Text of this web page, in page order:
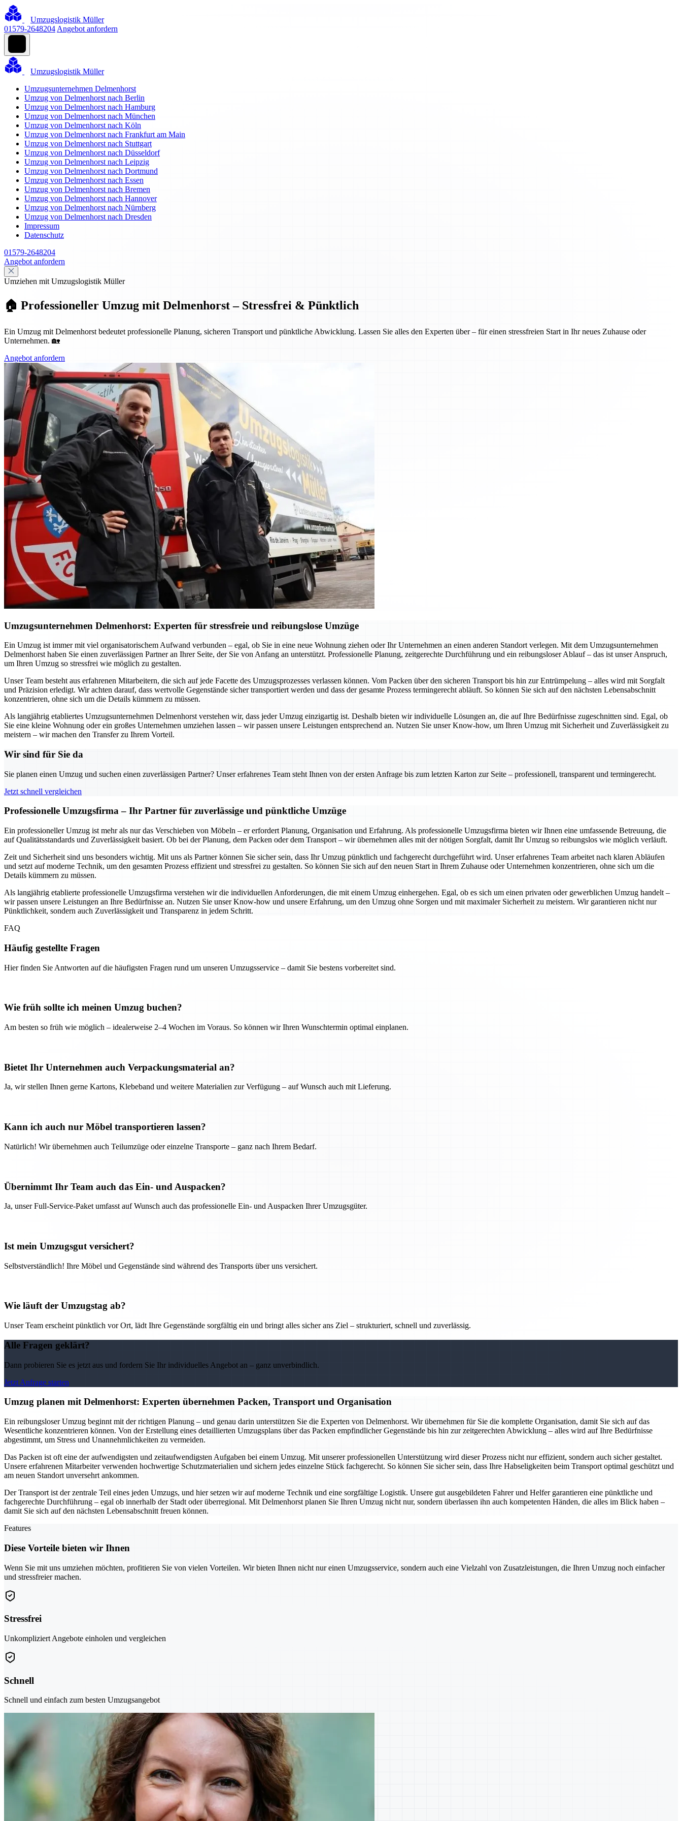
Umzugslogistik Müller
01579-2648204 Angebot anfordern
Umzugslogistik Müller
Umzugsunternehmen Delmenhorst
Umzug von Delmenhorst nach Berlin
Umzug von Delmenhorst nach Hamburg
Umzug von Delmenhorst nach München
Umzug von Delmenhorst nach Köln
Umzug von Delmenhorst nach Frankfurt am Main
Umzug von Delmenhorst nach Stuttgart
Umzug von Delmenhorst nach Düsseldorf
Umzug von Delmenhorst nach Leipzig
Umzug von Delmenhorst nach Dortmund
Umzug von Delmenhorst nach Essen
Umzug von Delmenhorst nach Bremen
Umzug von Delmenhorst nach Hannover
Umzug von Delmenhorst nach Nürnberg
Umzug von Delmenhorst nach Dresden
Impressum
Datenschutz
01579-2648204
Angebot anfordern
Umziehen mit Umzugslogistik Müller
🏠 Professioneller Umzug mit Delmenhorst – Stressfrei & Pünktlich
Ein Umzug mit Delmenhorst bedeutet professionelle Planung, sicheren Transport und pünktliche Abwicklung. Lassen Sie alles den Experten über – für einen stressfreien Start in Ihr neues Zuhause oder
Unternehmen. 🏡
Angebot anfordern
Umzugsunternehmen Delmenhorst: Experten für stressfreie und reibungslose Umzüge
Ein Umzug ist immer mit viel organisatorischem Aufwand verbunden – egal, ob Sie in eine neue Wohnung ziehen oder Ihr Unternehmen an einen anderen Standort verlegen. Mit dem Umzugsunternehmen
Delmenhorst haben Sie einen zuverlässigen Partner an Ihrer Seite, der Sie von Anfang an unterstützt. Professionelle Planung, zeitgerechte Durchführung und ein reibungsloser Ablauf – das ist unser Anspruch,
um Ihren Umzug so stressfrei wie möglich zu gestalten.
Unser Team besteht aus erfahrenen Mitarbeitern, die sich auf jede Facette des Umzugsprozesses verlassen können. Vom Packen über den sicheren Transport bis hin zur Entrümpelung – alles wird mit Sorgfalt
und Präzision erledigt. Wir achten darauf, dass wertvolle Gegenstände sicher transportiert werden und dass der gesamte Prozess termingerecht abläuft. So können Sie sich auf den nächsten Lebensabschnitt
konzentrieren, ohne sich um die Details kümmern zu müssen.
Als langjährig etabliertes Umzugsunternehmen Delmenhorst verstehen wir, dass jeder Umzug einzigartig ist. Deshalb bieten wir individuelle Lösungen an, die auf Ihre Bedürfnisse zugeschnitten sind. Egal, ob
Sie eine kleine Wohnung oder ein großes Unternehmen umziehen lassen – wir passen unsere Leistungen entsprechend an. Nutzen Sie unser Know-how, um Ihren Umzug mit Sicherheit und Zuverlässigkeit zu
meistern – wir machen den Transfer zu Ihrem Vorteil.
Wir sind für Sie da
Sie planen einen Umzug und suchen einen zuverlässigen Partner? Unser erfahrenes Team steht Ihnen von der ersten Anfrage bis zum letzten Karton zur Seite – professionell, transparent und termingerecht.
Jetzt schnell vergleichen
Professionelle Umzugsfirma – Ihr Partner für zuverlässige und pünktliche Umzüge
Ein professioneller Umzug ist mehr als nur das Verschieben von Möbeln – er erfordert Planung, Organisation und Erfahrung. Als professionelle Umzugsfirma bieten wir Ihnen eine umfassende Betreuung, die
auf Qualitätsstandards und Zuverlässigkeit basiert. Ob bei der Planung, dem Packen oder dem Transport – wir übernehmen alles mit der nötigen Sorgfalt, damit Ihr Umzug so reibungslos wie möglich verläuft.
Zeit und Sicherheit sind uns besonders wichtig. Mit uns als Partner können Sie sicher sein, dass Ihr Umzug pünktlich und fachgerecht durchgeführt wird. Unser erfahrenes Team arbeitet nach klaren Abläufen
und setzt auf moderne Technik, um den gesamten Prozess effizient und stressfrei zu gestalten. So können Sie sich auf den neuen Start in Ihrem Zuhause oder Unternehmen konzentrieren, ohne sich um die
Details kümmern zu müssen.
Als langjährig etablierte professionelle Umzugsfirma verstehen wir die individuellen Anforderungen, die mit einem Umzug einhergehen. Egal, ob es sich um einen privaten oder gewerblichen Umzug handelt –
wir passen unsere Leistungen an Ihre Bedürfnisse an. Nutzen Sie unser Know-how und unsere Erfahrung, um den Umzug ohne Sorgen und mit maximaler Sicherheit zu meistern. Wir garantieren nicht nur
Pünktlichkeit, sondern auch Zuverlässigkeit und Transparenz in jedem Schritt.
FAQ
Häufig gestellte Fragen
Hier finden Sie Antworten auf die häufigsten Fragen rund um unseren Umzugsservice – damit Sie bestens vorbereitet sind.
Wie früh sollte ich meinen Umzug buchen?
Am besten so früh wie möglich – idealerweise 2–4 Wochen im Voraus. So können wir Ihren Wunschtermin optimal einplanen.
Bietet Ihr Unternehmen auch Verpackungsmaterial an?
Ja, wir stellen Ihnen gerne Kartons, Klebeband und weitere Materialien zur Verfügung – auf Wunsch auch mit Lieferung.
Kann ich auch nur Möbel transportieren lassen?
Natürlich! Wir übernehmen auch Teilumzüge oder einzelne Transporte – ganz nach Ihrem Bedarf.
Übernimmt Ihr Team auch das Ein- und Auspacken?
Ja, unser Full-Service-Paket umfasst auf Wunsch auch das professionelle Ein- und Auspacken Ihrer Umzugsgüter.
Ist mein Umzugsgut versichert?
Selbstverständlich! Ihre Möbel und Gegenstände sind während des Transports über uns versichert.
Wie läuft der Umzugstag ab?
Unser Team erscheint pünktlich vor Ort, lädt Ihre Gegenstände sorgfältig ein und bringt alles sicher ans Ziel – strukturiert, schnell und zuverlässig.
Alle Fragen geklärt?
Dann probieren Sie es jetzt aus und fordern Sie Ihr individuelles Angebot an – ganz unverbindlich.
Jetzt Anfrage starten
Umzug planen mit Delmenhorst: Experten übernehmen Packen, Transport und Organisation
Ein reibungsloser Umzug beginnt mit der richtigen Planung – und genau darin unterstützen Sie die Experten von Delmenhorst. Wir übernehmen für Sie die komplette Organisation, damit Sie sich auf das
Wesentliche konzentrieren können. Von der Erstellung eines detaillierten Umzugsplans über das Packen empfindlicher Gegenstände bis hin zur zeitgerechten Abwicklung – alles wird auf Ihre Bedürfnisse
abgestimmt, um Stress und Unannehmlichkeiten zu vermeiden.
Das Packen ist oft eine der aufwendigsten und zeitaufwendigsten Aufgaben bei einem Umzug. Mit unserer professionellen Unterstützung wird dieser Prozess nicht nur effizient, sondern auch sicher gestaltet.
Unsere erfahrenen Mitarbeiter verwenden hochwertige Schutzmaterialien und sichern jedes einzelne Stück fachgerecht. So können Sie sicher sein, dass Ihre Habseligkeiten beim Transport optimal geschützt und
am neuen Standort unversehrt ankommen.
Der Transport ist der zentrale Teil eines jeden Umzugs, und hier setzen wir auf moderne Technik und eine sorgfältige Logistik. Unsere gut ausgebildeten Fahrer und Helfer garantieren eine pünktliche und
fachgerechte Durchführung – egal ob innerhalb der Stadt oder überregional. Mit Delmenhorst planen Sie Ihren Umzug nicht nur, sondern überlassen ihn auch kompetenten Händen, die alles im Blick haben –
damit Sie sich auf den nächsten Lebensabschnitt freuen können.
Features
Diese Vorteile bieten wir Ihnen
Wenn Sie mit uns umziehen möchten, profitieren Sie von vielen Vorteilen. Wir bieten Ihnen nicht nur einen Umzugsservice, sondern auch eine Vielzahl von Zusatzleistungen, die Ihren Umzug noch einfacher
und stressfreier machen.
Stressfrei
Unkompliziert Angebote einholen und vergleichen
Schnell
Schnell und einfach zum besten Umzugsangebot